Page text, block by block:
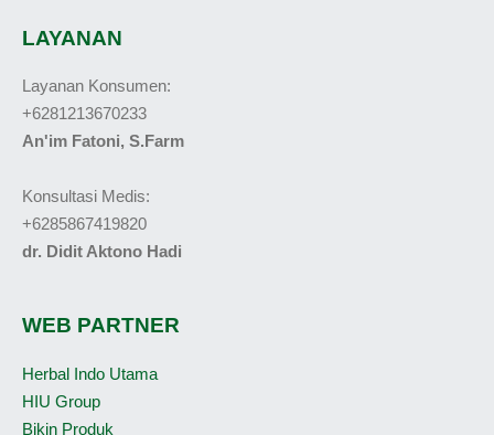
LAYANAN
Layanan Konsumen:
+6281213670233
An'im Fatoni, S.Farm
Konsultasi Medis:
+6285867419820
dr. Didit Aktono Hadi
WEB PARTNER
Herbal Indo Utama
HIU Group
Bikin Produk